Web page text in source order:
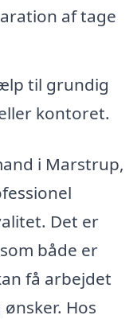
af tage
til grundig
kontoret.
i Marstrup,
Det er
både er
få arbejdet
Hos